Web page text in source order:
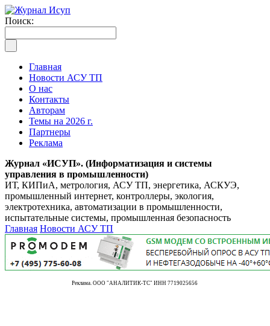
Поиск:
Главная
Новости АСУ ТП
О нас
Контакты
Авторам
Темы на 2026 г.
Партнеры
Реклама
Журнал «ИСУП». (Информатизация и системы
управления в промышленности)
ИТ, КИПиА, метрология, АСУ ТП, энергетика, АСКУЭ,
промышленный интернет, контроллеры, экология,
электротехника, автоматизации в промышленности,
испытательные системы, промышленная безопасность
Главная Новости АСУ ТП
Реклама. ООО "АНАЛИТИК-ТС" ИНН 7719025656